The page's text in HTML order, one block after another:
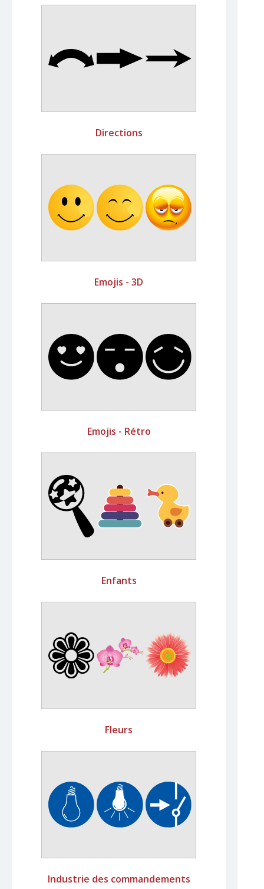
Directions
Emojis - 3D
Emojis - Rétro
Enfants
Fleurs
Industrie des commandements